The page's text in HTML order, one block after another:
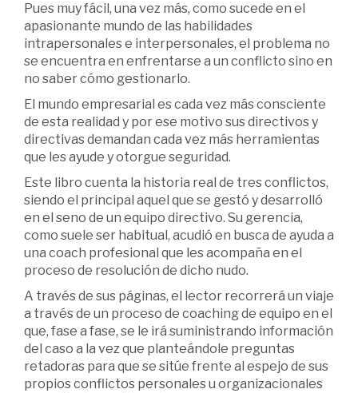
Pues muy fácil, una vez más, como sucede en el
apasionante mundo de las habilidades
intrapersonales e interpersonales, el problema no
se encuentra en enfrentarse a un conflicto sino en
no saber cómo gestionarlo.
El mundo empresarial es cada vez más consciente
de esta realidad y por ese motivo sus directivos y
directivas demandan cada vez más herramientas
que les ayude y otorgue seguridad.
Este libro cuenta la historia real de tres conflictos,
siendo el principal aquel que se gestó y desarrolló
en el seno de un equipo directivo. Su gerencia,
como suele ser habitual, acudió en busca de ayuda a
una coach profesional que les acompaña en el
proceso de resolución de dicho nudo.
A través de sus páginas, el lector recorrerá un viaje
a través de un proceso de coaching de equipo en el
que, fase a fase, se le irá suministrando información
del caso a la vez que planteándole preguntas
retadoras para que se sitúe frente al espejo de sus
propios conflictos personales u organizacionales